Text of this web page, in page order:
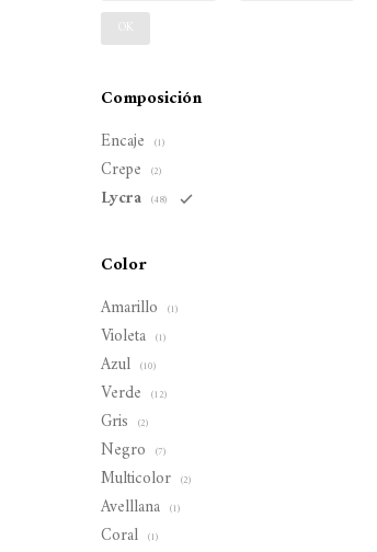
OK
Composición
Encaje (1)
Crepe (2)
Lycra (48)
Color
Amarillo (1)
Violeta (1)
Azul (10)
Verde (12)
Gris (2)
Negro (7)
Multicolor (2)
Avelllana (1)
Coral (1)